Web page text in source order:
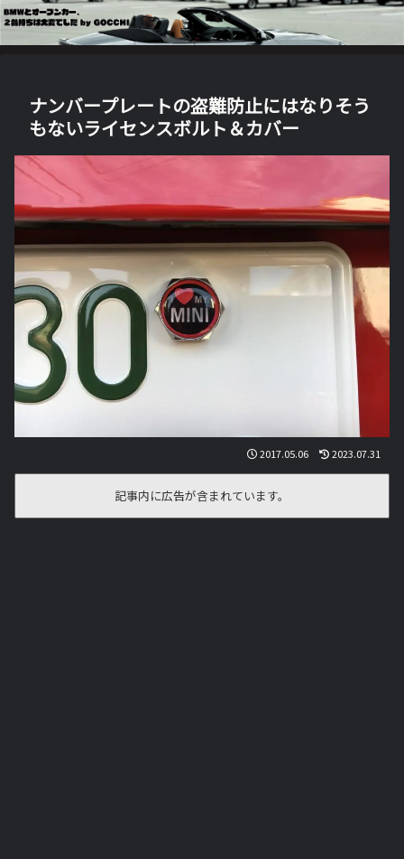
ナンバープレートの盗難防止にはなりそう
もないライセンスボルト＆カバー
2017.05.06 2023.07.31
記事内に広告が含まれています。